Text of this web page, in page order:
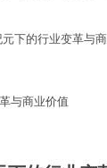
下的行业变革与
与商业价值